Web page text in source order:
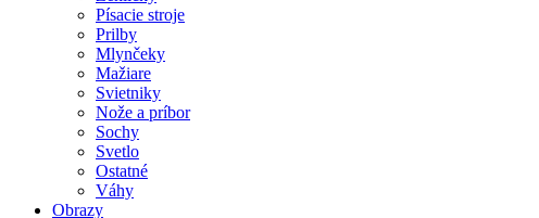
Písacie stroje
Prilby
Mlynčeky
Mažiare
Svietniky
Nože a príbor
Sochy
Svetlo
Ostatné
Váhy
Obrazy